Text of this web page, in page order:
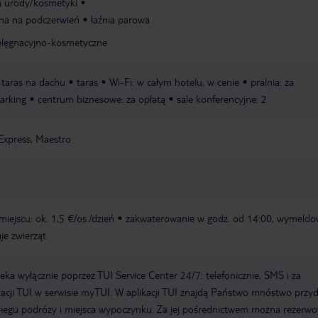
na podczerwień łaźnia parowa
kosmetyczne
taras na dachu taras Wi-Fi: w całym hotelu, w cenie
pralnia: za
centrum biznesowe: za opłatą sale konferencyjne: 2
Maestro
ok. 1,5 €/os./dzień
zakwaterowanie w godz. od 14:00,
zwierząt
wyłącznie poprzez TUI Service Center 24/7: telefonicznie, SMS i za
TUI w serwisie myTUI. W aplikacji TUI znajdą Państwo mnóstwo
podróży i miejsca wypoczynku. Za jej pośrednictwem można